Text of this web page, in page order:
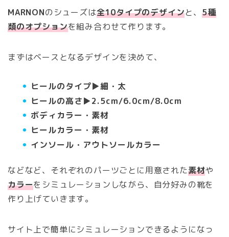
MARNONのシューズは全10タイプのデザインと、5種
類のオプションを組み合わせて作ります。
まずはベースとなるデザインを決めて、
ヒールのタイプ▶︎細・太
ヒールの高さ▶︎2.5cm/6.0cm/8.0cm
ボディカラー・素材
ヒールカラー・素材
インソール・アウトソールカラー
などなど、それぞれのパーツごとに用意された素材や
カラーをシミュレーションしながら、自分好みの靴を
作り上げていきます。
サイト上で簡単にシミュレーションできるようになっ